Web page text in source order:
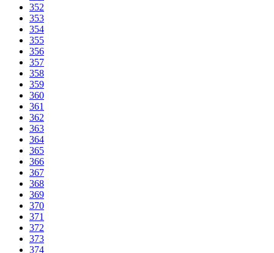
352
353
354
355
356
357
358
359
360
361
362
363
364
365
366
367
368
369
370
371
372
373
374